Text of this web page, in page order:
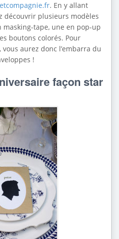
. En y allant
découvrir plusieurs modèles
tape, une en pop-up
boutons colorés. Pour
aurez donc l’embarra du
!
façon star